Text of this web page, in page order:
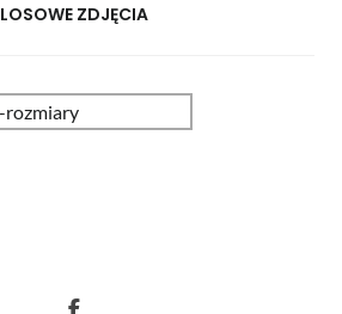
LOSOWE ZDJĘCIA